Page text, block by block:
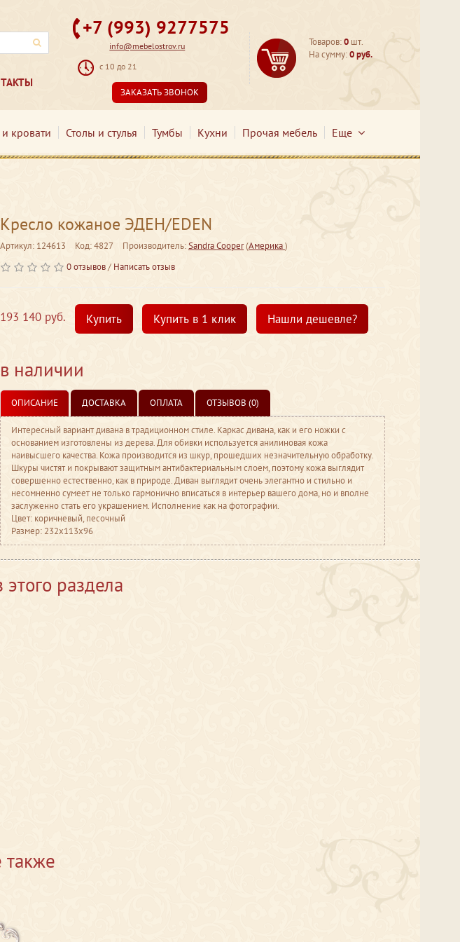
+7 (993) 9277575
info@mebelostrov.ru
с 10 до 21
ЗАКАЗАТЬ ЗВОНОК
Товаров:0 шт.
На сумму:0 руб.
кровати Столы и стулья Тумбы Кухни Прочая мебель Еще
Кресло кожаное ЭДЕН/EDEN
Артикул: 124613 Код: 4827 Производитель:Sandra Cooper(Америка)
0 отзывов/ Написать отзыв
193 140 руб. Купить Купить в 1 клик Нашли дешевле?
в наличии
ОПИСАНИЕ ДОСТАВКА ОПЛАТА ОТЗЫВОВ (0)
Интересный вариант дивана в традиционном стиле. Каркас дивана, как и его ножки с
основанием изготовлены из дерева. Для обивки используется анилиновая кожа
наивысшего качества. Кожа производится из шкур, прошедших незначительную обработку.
Шкуры чистят и покрывают защитным антибактериальным слоем, поэтому кожа выглядит
совершенно естественно, как в природе. Диван выглядит очень элегантно и стильно и
несомненно сумеет не только гармонично вписаться в интерьер вашего дома, но и вполне
заслуженно стать его украшением. Исполнение как на фотографии.
Цвет: коричневый, песочный
Размер: 232x113x96
раздела
также